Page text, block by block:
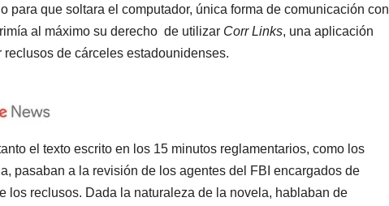
para que soltara el computador, única forma de comunicación con
al máximo su derecho de utilizar Corr Links, una aplicación
de cárceles estadounidenses.
el texto escrito en los 15 minutos reglamentarios, como los
pasaban a la revisión de los agentes del FBI encargados de
los reclusos. Dada la naturaleza de la novela, hablaban de